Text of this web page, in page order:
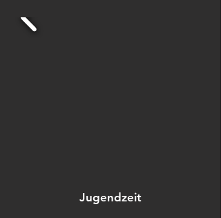
Jugendzeit